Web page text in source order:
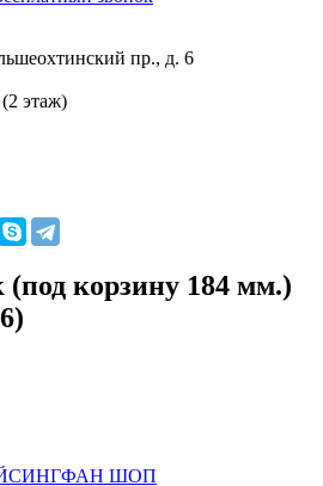
пр., д. 6
этаж)
корзину 184 мм.)
ФАН ШОП